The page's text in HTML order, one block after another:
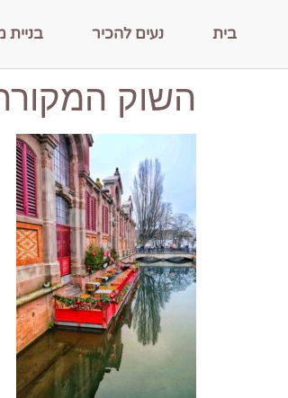
בית נעים להכיר בניית
השוק